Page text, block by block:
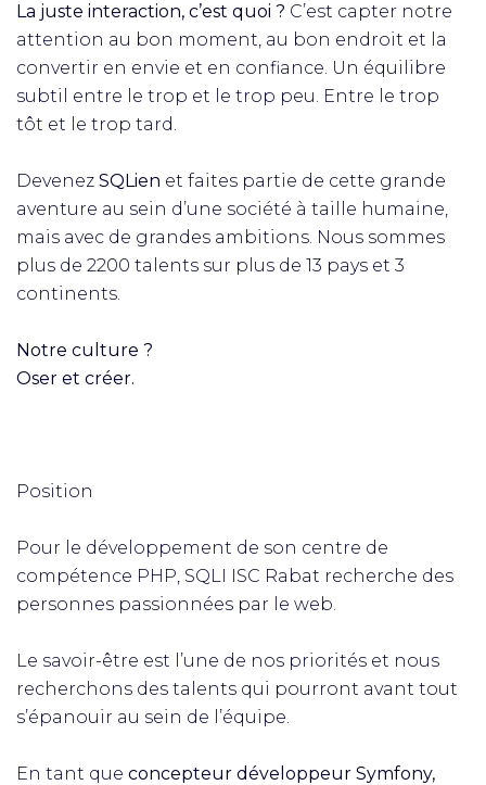
La juste interaction, c’est quoi ? C’est capter notre
attention au bon moment, au bon endroit et la
convertir en envie et en confiance. Un équilibre
subtil entre le trop et le trop peu. Entre le trop
tôt et le trop tard.​
Devenez SQLien et faites partie de cette grande
aventure au sein d’une société à taille humaine,
mais avec de grandes ambitions. Nous sommes
plus de 2200 talents sur plus de 13 pays et 3
continents.​
Notre culture ?​
Oser et créer.​
Position
Pour le développement de son centre de
compétence PHP, SQLI ISC Rabat recherche des
personnes passionnées par le web.
Le savoir-être est l’une de nos priorités et nous
recherchons des talents qui pourront avant tout
s’épanouir au sein de l’équipe.
En tant que concepteur développeur Symfony,